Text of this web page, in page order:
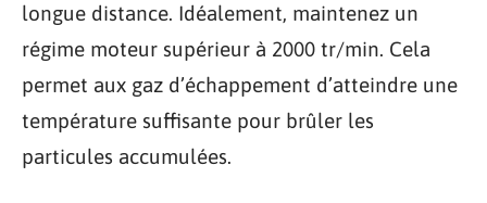
longue distance. Idéalement, maintenez un
régime moteur supérieur à 2000 tr/min. Cela
permet aux gaz d’échappement d’atteindre une
température suffisante pour brûler les
particules accumulées.